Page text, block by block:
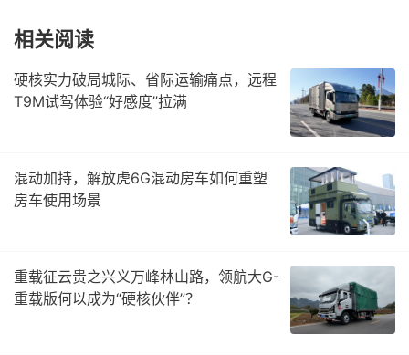
相关阅读
硬核实力破局城际、省际运输痛点，远程
T9M试驾体验“好感度”拉满
混动加持，解放虎6G混动房车如何重塑
房车使用场景
重载征云贵之兴义万峰林山路，领航大G-
重载版何以成为“硬核伙伴”？